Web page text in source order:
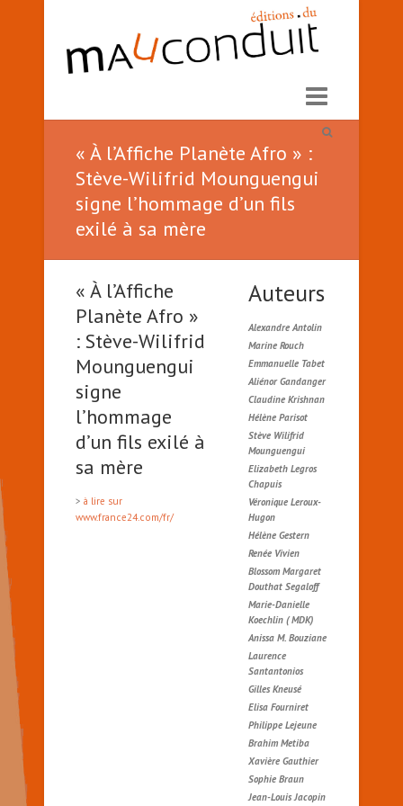
« À l’Affiche Planète Afro » :
Stève-Wilifrid Mounguengui
signe l’hommage d’un fils
exilé à sa mère
« À l’Affiche
Planète Afro »
: Stève-Wilifrid
Mounguengui
signe
l’hommage
d’un fils exilé à
sa mère
> à lire sur
www.france24.com/fr/
Auteurs
Alexandre Antolin
Marine Rouch
Emmanuelle Tabet
Aliénor Gandanger
Claudine Krishnan
Hélène Parisot
Stève Wilifrid
Mounguengui
Elizabeth Legros
Chapuis
Véronique Leroux-
Hugon
Hélène Gestern
Renée Vivien
Blossom Margaret
Douthat Segaloff
Marie-Danielle
Koechlin ( MDK)
Anissa M. Bouziane
Laurence
Santantonios
Gilles Kneusé
Elisa Fourniret
Philippe Lejeune
Brahim Metiba
Xavière Gauthier
Sophie Braun
Jean-Louis Jacopin